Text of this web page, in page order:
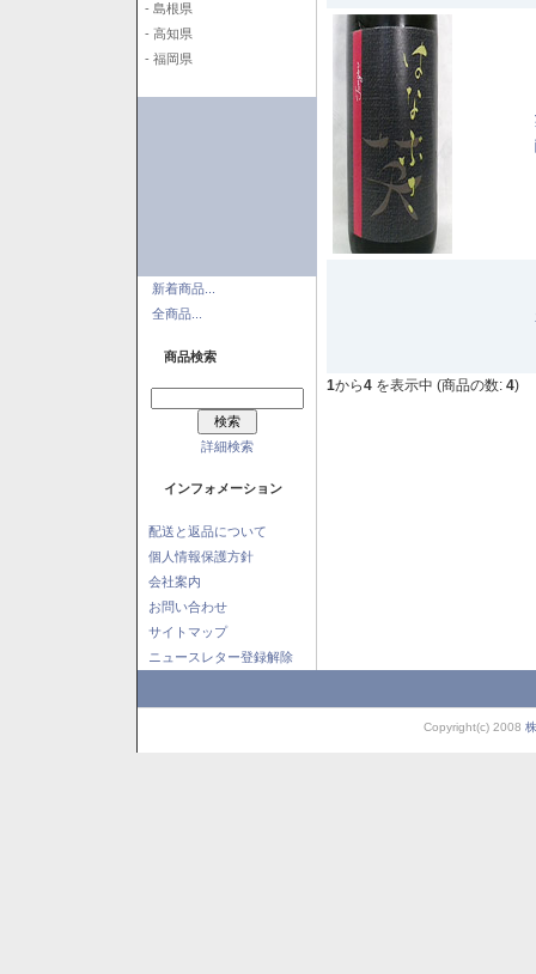
- 島根県
- 高知県
- 福岡県
新着商品...
全商品...
商品検索
詳細検索
インフォメーション
配送と返品について
個人情報保護方針
会社案内
お問い合わせ
サイトマップ
ニュースレター登録解除
1から4 を表示中 (商品の数: 4)
Copyright(c) 2008